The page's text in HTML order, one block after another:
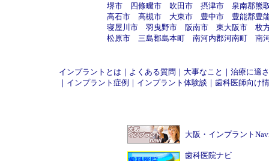
堺市
四條畷市 吹田市 摂津市
泉南郡熊
高石市
高槻市 大東市 豊中市
豊能郡豊
寝屋川市
羽曳野市 阪南市 東大阪市
枚
松原市
三島郡島本町 南河内郡河南町 南
インプラントとは ｜ よくある質問 ｜ 大事なこと ｜ 治療に適
｜ インプラント症例 ｜ インプラント体験談 ｜ 歯科医師向け
大阪・インプラント
歯科医院ナビ